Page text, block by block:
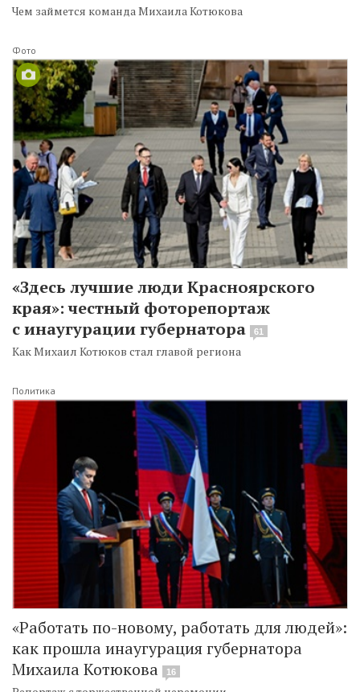
Чем займется команда Михаила Котюкова
Фото
«Здесь лучшие люди Красноярского
края»: честный фоторепортаж
с инаугурации губернатора
61
Как Михаил Котюков стал главой региона
Политика
«Работать по-новому, работать для людей»:
как прошла инаугурация губернатора
Михаила Котюкова
16